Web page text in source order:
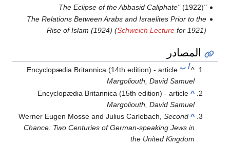
"The Eclipse of the Abbasid Caliphate"
(1922)
The Relations Between Arabs and Israelites Prior to the
Rise of Islam (1924) (Schweich Lecturefor 1921)
المصادر
^أ ب Encyclopædia Britannica (14th edition) - article
Margoliouth, David Samuel
^
Encyclopædia Britannica (15th edition) - article
Margoliouth, David Samuel
^
Werner Eugen Mosse and Julius Carlebach,Second
Chance: Two Centuries of German-speaking Jews in
the United Kingdom